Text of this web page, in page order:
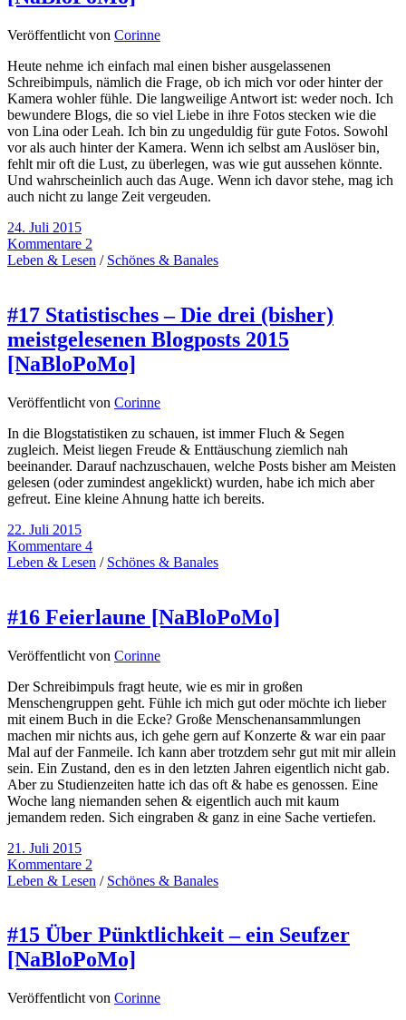
Veröffentlicht von Corinne
Heute nehme ich einfach mal einen bisher ausgelassenen
Schreibimpuls, nämlich die Frage, ob ich mich vor oder hinter der
Kamera wohler fühle. Die langweilige Antwort ist: weder noch. Ich
bewundere Blogs, die so viel Liebe in ihre Fotos stecken wie die
von Lina oder Leah. Ich bin zu ungeduldig für gute Fotos. Sowohl
vor als auch hinter der Kamera. Wenn ich selbst am Auslöser bin,
fehlt mir oft die Lust, zu überlegen, was wie gut aussehen könnte.
Und wahrscheinlich auch das Auge. Wenn ich davor stehe, mag ich
auch nicht zu lange Zeit vergeuden.
24. Juli 2015
Kommentare 2
Leben & Lesen / Schönes & Banales
#17 Statistisches – Die drei (bisher)
meistgelesenen Blogposts 2015
[NaBloPoMo]
Veröffentlicht von Corinne
In die Blogstatistiken zu schauen, ist immer Fluch & Segen
zugleich. Meist liegen Freude & Enttäuschung ziemlich nah
beeinander. Darauf nachzuschauen, welche Posts bisher am Meisten
gelesen (oder zumindest angeklickt) wurden, habe ich mich aber
gefreut. Eine kleine Ahnung hatte ich bereits.
22. Juli 2015
Kommentare 4
Leben & Lesen / Schönes & Banales
#16 Feierlaune [NaBloPoMo]
Veröffentlicht von Corinne
Der Schreibimpuls fragt heute, wie es mir in großen
Menschengruppen geht. Fühle ich mich gut oder möchte ich lieber
mit einem Buch in die Ecke? Große Menschenansammlungen
machen mir nichts aus, ich gehe gern auf Konzerte & war ein paar
Mal auf der Fanmeile. Ich kann aber trotzdem sehr gut mit mir allein
sein. Ein Zustand, den es in den letzten Jahren eigentlich nicht gab.
Aber zu Studienzeiten hatte ich das oft & habe es genossen. Eine
Woche lang niemanden sehen & eigentlich auch mit kaum
jemandem reden. Sich eingraben & ganz in eine Sache vertiefen.
21. Juli 2015
Kommentare 2
Leben & Lesen / Schönes & Banales
#15 Über Pünktlichkeit – ein Seufzer
[NaBloPoMo]
Veröffentlicht von Corinne